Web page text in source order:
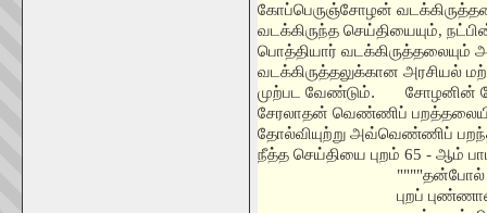
கோப்பெருஞ்சோழன்
வடக்கிருந்த செய்தியையும்,
பொத்தியார் வடக்கிருத்தலையும்
வடக்கிருத்தலுக்கான அரசியல்
முற்பட வேண்டும்.
சோழனின்
சேரலாதன் வெண்ணிப்
தோல்வியுற்று அவ்வெண்ணிப்
நீத்த செய்தியை புறம் 65 - ஆம்
""""தன்போல்
புறப்